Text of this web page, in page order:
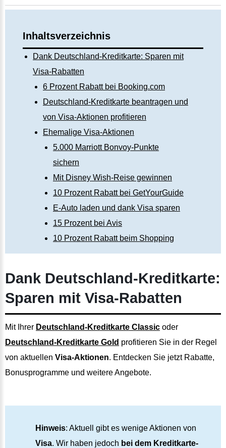
Inhaltsverzeichnis
Dank Deutschland-Kreditkarte: Sparen mit
Visa-Rabatten
6 Prozent Rabatt bei Booking.com
Deutschland-Kreditkarte beantragen und
von Visa-Aktionen profitieren
Ehemalige Visa-Aktionen
5.000 Marriott Bonvoy-Punkte
sichern
Mit Disney Wish-Reise gewinnen
10 Prozent Rabatt bei GetYourGuide
E-Auto laden und dank Visa sparen
15 Prozent bei Avis
10 Prozent Rabatt beim Shopping
Dank Deutschland-Kreditkarte:
Sparen mit Visa-Rabatten
Mit Ihrer Deutschland-Kreditkarte Classic oder
Deutschland-Kreditkarte Gold profitieren Sie in der Regel
von aktuellen Visa-Aktionen. Entdecken Sie jetzt Rabatte,
Bonusprogramme und weitere Angebote.
Hinweis: Aktuell gibt es wenige Aktionen von
Visa. Wir haben jedoch bei dem Kreditkarte-